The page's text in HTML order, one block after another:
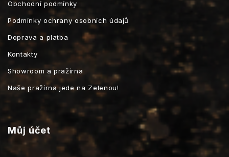
Obchodní podmínky
Podmínky ochrany osobních údajů
Doprava a platba
Kontakty
Showroom a pražírna
Naše pražírna jede na Zelenou!
Můj účet